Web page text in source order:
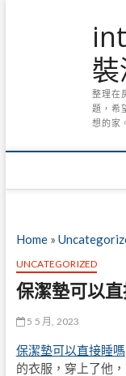
整理在
題，希
想的家。
Home»
UNCATEGORIZED
保潔墊可以
5 5 月, 2023
保潔墊可以直接睡嗎
的衣服，穿上了他